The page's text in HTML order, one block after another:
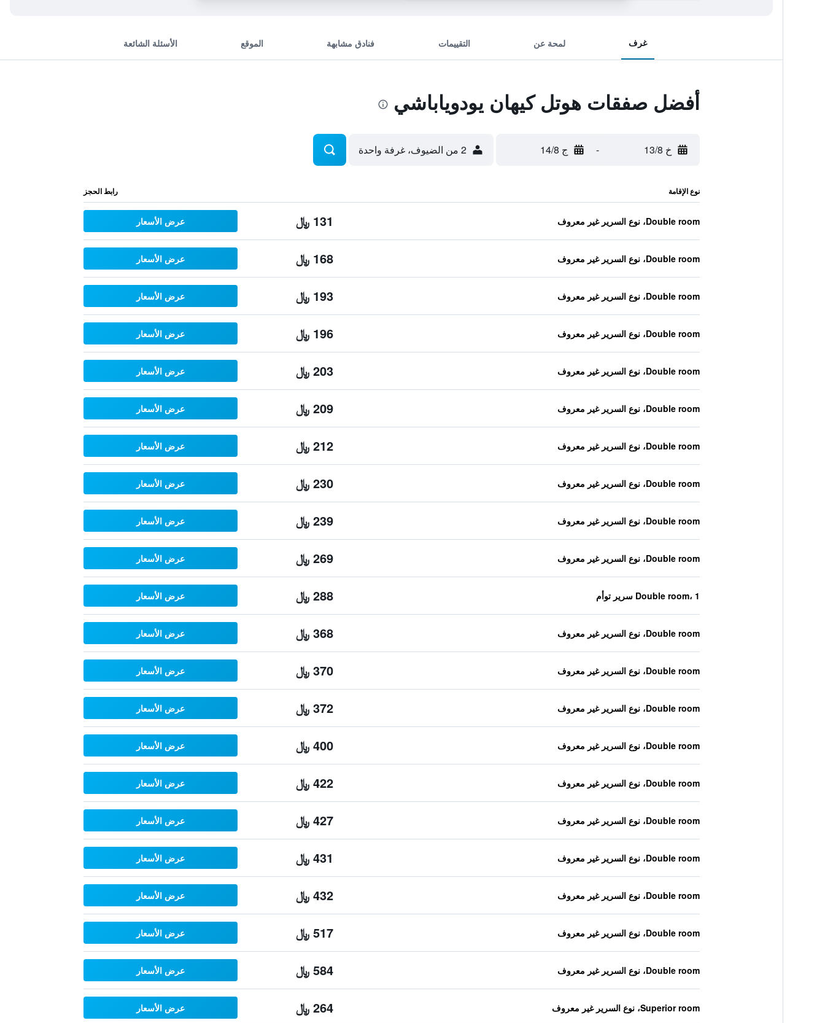
غرف لمحة عن التقييمات فنادق مشابهة الموقع الأسئلة الشائعة
أفضل صفقات هوتل كيهان يودوياباشي
خ 13/8 - ج 14/8 2 من الضيوف، غرفة واحدة
نوع الإقامة رابط الحجز
Double room، نوع السرير غير معروف 131 ﷼ عرض الأسعار
Double room، نوع السرير غير معروف 168 ﷼ عرض الأسعار
Double room، نوع السرير غير معروف 193 ﷼ عرض الأسعار
Double room، نوع السرير غير معروف 196 ﷼ عرض الأسعار
Double room، نوع السرير غير معروف 203 ﷼ عرض الأسعار
Double room، نوع السرير غير معروف 209 ﷼ عرض الأسعار
Double room، نوع السرير غير معروف 212 ﷼ عرض الأسعار
Double room، نوع السرير غير معروف 230 ﷼ عرض الأسعار
Double room، نوع السرير غير معروف 239 ﷼ عرض الأسعار
Double room، نوع السرير غير معروف 269 ﷼ عرض الأسعار
Double room، 1 سرير توأم 288 ﷼ عرض الأسعار
Double room، نوع السرير غير معروف 368 ﷼ عرض الأسعار
Double room، نوع السرير غير معروف 370 ﷼ عرض الأسعار
Double room، نوع السرير غير معروف 372 ﷼ عرض الأسعار
Double room، نوع السرير غير معروف 400 ﷼ عرض الأسعار
Double room، نوع السرير غير معروف 422 ﷼ عرض الأسعار
Double room، نوع السرير غير معروف 427 ﷼ عرض الأسعار
Double room، نوع السرير غير معروف 431 ﷼ عرض الأسعار
Double room، نوع السرير غير معروف 432 ﷼ عرض الأسعار
Double room، نوع السرير غير معروف 517 ﷼ عرض الأسعار
Double room، نوع السرير غير معروف 584 ﷼ عرض الأسعار
Superior room، نوع السرير غير معروف 264 ﷼ عرض الأسعار